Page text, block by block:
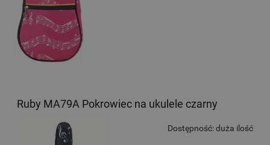
Ruby MA79A Pokrowiec na ukulele czarny
Dostępność:duża ilość